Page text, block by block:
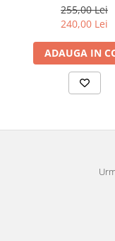
lui Simon, 203 piese,
255,00 Lei
240,00 Lei
ADAUGA IN